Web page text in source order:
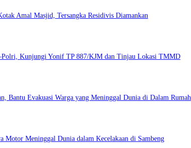
Amal Masjid, Tersangka Residivis Diamankan
Kunjungi Yonif TP 887/KJM dan Tinjau Lokasi TMMD
Bantu Evakuasi Warga yang Meninggal Dunia di Dalam Rumah
Motor Meninggal Dunia dalam Kecelakaan di Sambeng